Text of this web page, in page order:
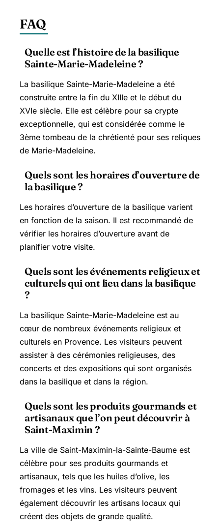
FAQ
Quelle est l’histoire de la basilique
Sainte-Marie-Madeleine ?
La basilique Sainte-Marie-Madeleine a été
construite entre la fin du XIIIe et le début du
XVIe siècle. Elle est célèbre pour sa crypte
exceptionnelle, qui est considérée comme le
3ème tombeau de la chrétienté pour ses reliques
de Marie-Madeleine.
Quels sont les horaires d’ouverture de
la basilique ?
Les horaires d’ouverture de la basilique varient
en fonction de la saison. Il est recommandé de
vérifier les horaires d’ouverture avant de
planifier votre visite.
Quels sont les événements religieux et
culturels qui ont lieu dans la basilique
?
La basilique Sainte-Marie-Madeleine est au
cœur de nombreux événements religieux et
culturels en Provence. Les visiteurs peuvent
assister à des cérémonies religieuses, des
concerts et des expositions qui sont organisés
dans la basilique et dans la région.
Quels sont les produits gourmands et
artisanaux que l’on peut découvrir à
Saint-Maximin ?
La ville de Saint-Maximin-la-Sainte-Baume est
célèbre pour ses produits gourmands et
artisanaux, tels que les huiles d’olive, les
fromages et les vins. Les visiteurs peuvent
également découvrir les artisans locaux qui
créent des objets de grande qualité.